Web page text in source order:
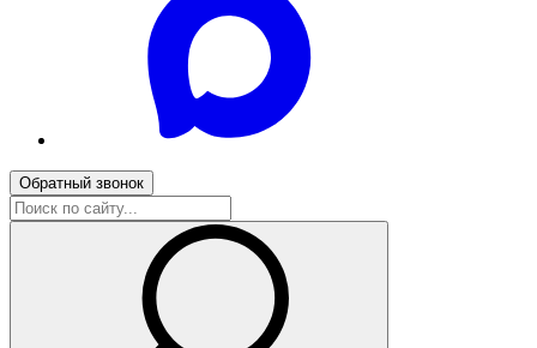
Обратный звонок